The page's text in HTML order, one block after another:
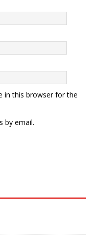
in this browser for the
by email.